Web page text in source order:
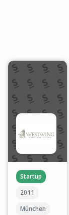
Startup
2011
München